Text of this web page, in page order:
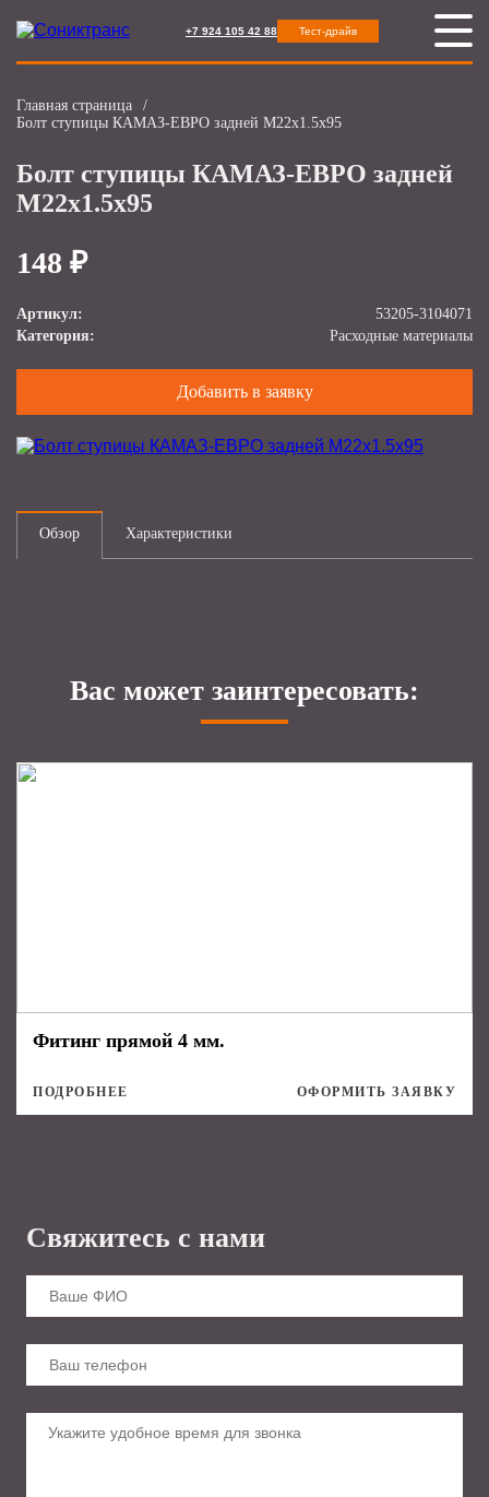
+7 924 105 42 88 Тест-драйв
Главная страница
/
Болт ступицы КАМАЗ-ЕВРО задней М22х1.5х95
Болт ступицы КАМАЗ-ЕВРО задней
М22х1.5х95
148 ₽
Артикул:
53205-3104071
Категория:
Расходные материалы
Добавить в заявку
Обзор Характеристики
Вас может заинтересовать:
Фитинг прямой 4 мм.
ПОДРОБНЕЕ ОФОРМИТЬ ЗАЯВКУ
Свяжитесь с нами